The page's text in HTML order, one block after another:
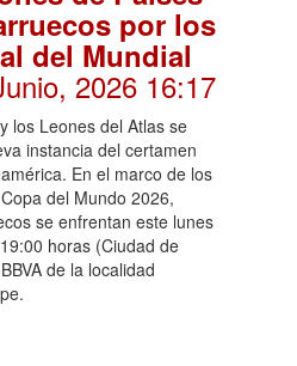
por los
del Mundial
2026 16:17
los Leones del Atlas se
instancia del certamen
En el marco de los
del Mundo 2026,
se enfrentan este lunes
horas (Ciudad de
de la localidad